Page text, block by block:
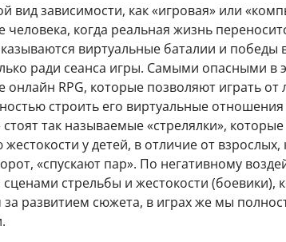
вид зависимости, как «игровая» или
человека, когда реальная жизнь
виртуальные баталии и победы
ради сеанса игры. Самыми опасными в
онлайн RPG, которые позволяют играть от
строить его виртуальные отношения
так называемые «стрелялки», которые
у детей, в отличие от взрослых,
«спускают пар». По негативному
стрельбы и жестокости (боевики),
развитием сюжета, в играх же мы